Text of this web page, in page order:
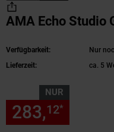
AMA Echo Studio
Verfügbarkeit:
Nur
Lieferzeit:
ca. 5
NUR
283,12*